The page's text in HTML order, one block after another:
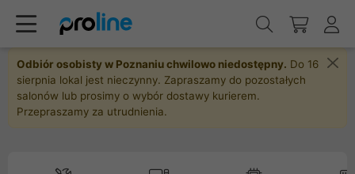
Odbiór osobisty w Poznaniu chwilowo niedostępny. Do 16
sierpnia lokal jest nieczynny. Zapraszamy do pozostałych
salonów lub prosimy o wybór dostawy kurierem.
Przepraszamy za utrudnienia.